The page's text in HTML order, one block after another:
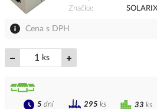
Značka
SOLARIX
Cena s DPH
ks
33 ks
5 dní 295 ks